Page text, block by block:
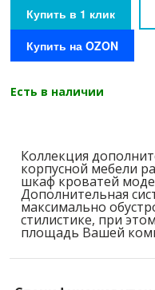
Купить в 1 клик
Купить на OZON
Есть в наличии
Коллекция
корпусной мебели
шкаф кроватей
Дополнительная
максимально
стилистике, при
площадь Вашей